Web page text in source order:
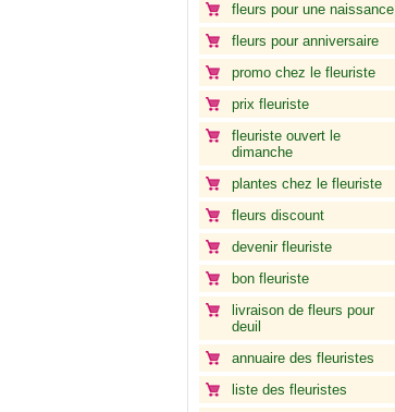
fleurs pour une naissance
fleurs pour anniversaire
promo chez le fleuriste
prix fleuriste
fleuriste ouvert le
dimanche
plantes chez le fleuriste
fleurs discount
devenir fleuriste
bon fleuriste
livraison de fleurs pour
deuil
annuaire des fleuristes
liste des fleuristes